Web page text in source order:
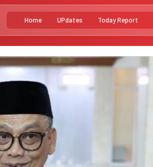
Home UPdates Today Report